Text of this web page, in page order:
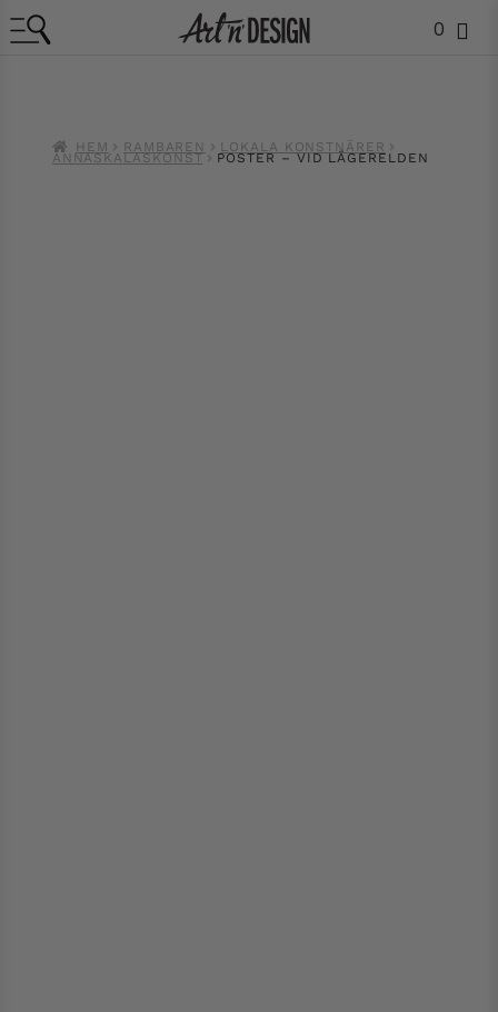
0
HEM RAMBAREN LOKALA KONSTNÄRER
ANNASKALASKONST POSTER – VID LÄGERELDEN